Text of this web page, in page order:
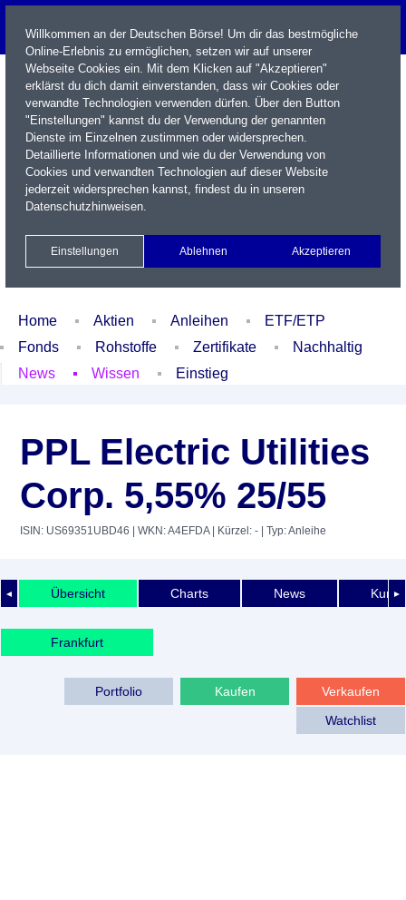
Name / WKN / ISIN / Kürzel
Xetra Realtime
Watchlist Portfolio Login
Home Aktien Anleihen
ETF/ETP
Fonds
Rohstoffe Zertifikate
Nachhaltig
News
Wissen Einstieg
PPL Electric Utilities
Corp. 5,55% 25/55
ISIN: US69351UBD46 | WKN: A4EFDA| Kürzel: - | Typ: Anleihe
◄ ►
Übersicht Charts News
Frankfurt
Verkaufen
Kaufen
Portfolio
Watchlist
Willkommen an der Deutschen Börse! Um dir das bestmögliche
Online-Erlebnis zu ermöglichen, setzen wir auf unserer
Webseite Cookies ein. Mit dem Klicken auf "Akzeptieren"
erklärst du dich damit einverstanden, dass wir Cookies oder
verwandte Technologien verwenden dürfen. Über den Button
"Einstellungen" kannst du der Verwendung der genannten
Dienste im Einzelnen zustimmen oder widersprechen.
Detaillierte Informationen und wie du der Verwendung von
Cookies und verwandten Technologien auf dieser Website
jederzeit widersprechen kannst, findest du in unseren
Datenschutzhinweisen.
Einstellungen Ablehnen Akzeptieren